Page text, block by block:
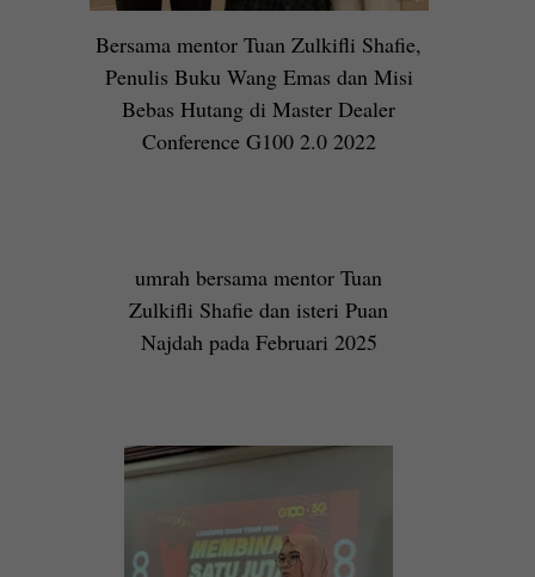
Bersama mentor Tuan Zulkifli Shafie,
Penulis Buku Wang Emas dan Misi
Bebas Hutang di Master Dealer
Conference G100 2.0 2022
umrah bersama mentor Tuan
Zulkifli Shafie dan isteri Puan
Najdah pada Februari 2025